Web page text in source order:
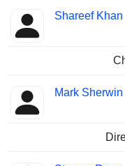
Shareef Khan
Mark Sherwin